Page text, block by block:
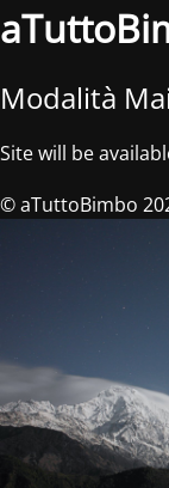
Modalità
Site will be
© aTuttoBimbo